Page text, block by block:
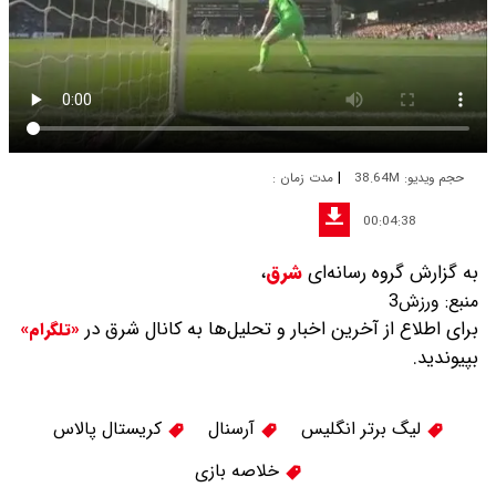
حجم ویدیو: 38.64M |مدت زمان :
00:04:38
به گزارش گروه رسانه‌ایشرق،
منبع: ورزش3
برای اطلاع از آخرین اخبار و تحلیل‌ها به کانال شرق در «تلگرام»
بپیوندید.
لیگ برتر انگلیس آرسنال
کریستال پالاس
خلاصه بازی